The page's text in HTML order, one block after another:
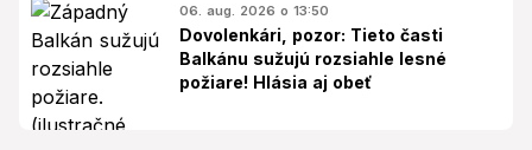
06. aug. 2026 o 13:50
Dovolenkári, pozor: Tieto časti
Balkánu sužujú rozsiahle lesné
požiare! Hlásia aj obeť